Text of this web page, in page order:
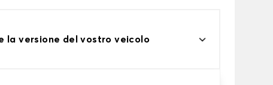
la versione del vostro veicolo